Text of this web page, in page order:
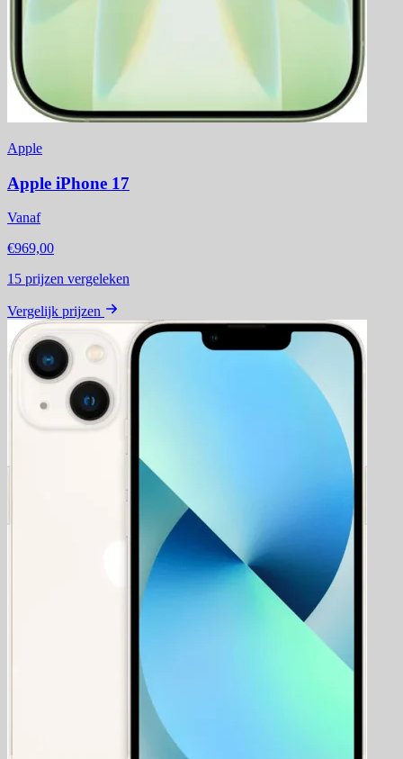
Apple
Apple iPhone 17
Vanaf
€969,00
15 prijzen vergeleken
Vergelijk prijzen